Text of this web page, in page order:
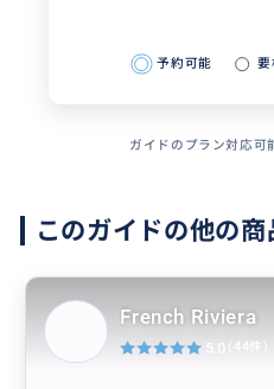
予約可能 要
ガイドのプラン対応可
このガイドの他の商
French Riviera
5.0 (44件)